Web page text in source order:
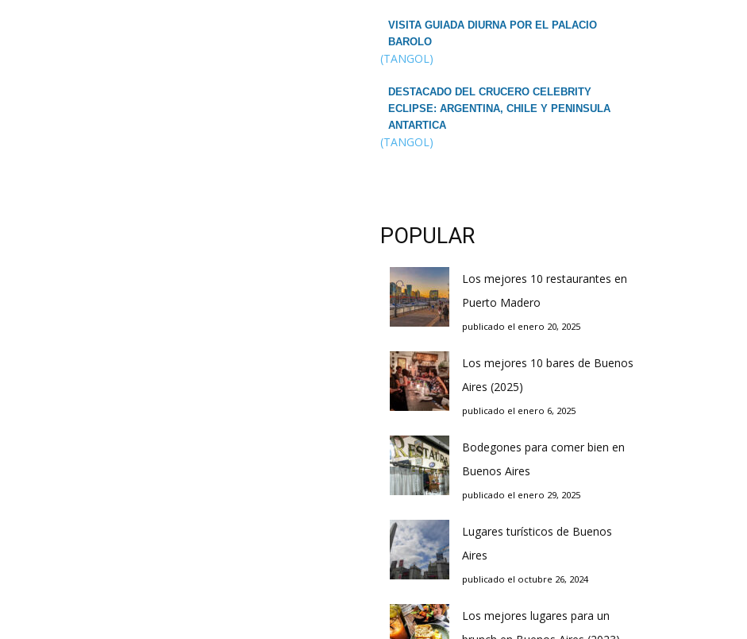
VISITA GUIADA DIURNA POR EL PALACIO
BAROLO
(TANGOL)
DESTACADO DEL CRUCERO CELEBRITY
ECLIPSE: ARGENTINA, CHILE Y PENINSULA
ANTARTICA
(TANGOL)
POPULAR
Los mejores 10 restaurantes en
Puerto Madero
publicado el enero 20, 2025
Los mejores 10 bares de Buenos
Aires (2025)
publicado el enero 6, 2025
Bodegones para comer bien en
Buenos Aires
publicado el enero 29, 2025
Lugares turísticos de Buenos
Aires
publicado el octubre 26, 2024
Los mejores lugares para un